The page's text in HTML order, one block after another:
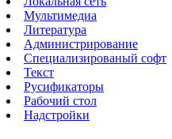
Мультимедиа
Литература
Администрирование
Специализированый софт
Текст
Русификаторы
Рабочий стол
Надстройки